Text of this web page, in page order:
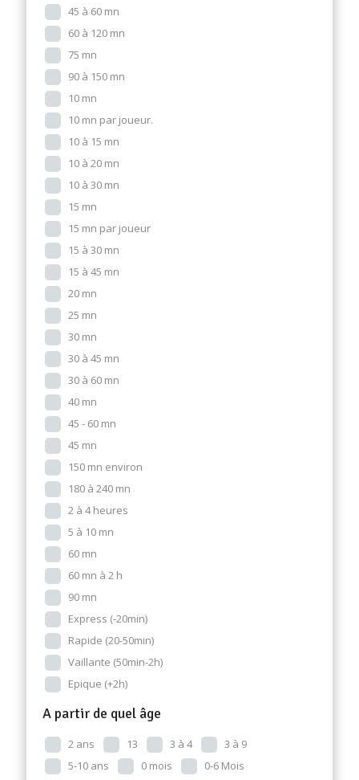
45 à 60 mn
60 à 120 mn
75 mn
90 à 150 mn
10 mn
10 mn par joueur.
10 à 15 mn
10 à 20 mn
10 à 30 mn
15 mn
15 mn par joueur
15 à 30 mn
15 à 45 mn
20 mn
25 mn
30 mn
30 à 45 mn
30 à 60 mn
40 mn
45 - 60 mn
45 mn
150 mn environ
180 à 240 mn
2 à 4 heures
5 à 10 mn
60 mn
60 mn à 2 h
90 mn
Express (-20min)
Rapide (20-50min)
Vaillante (50min-2h)
Epique (+2h)
A partir de quel âge
2 ans 13 3 à 4
3 à 9
5-10 ans
0 mois
0-6 Mois